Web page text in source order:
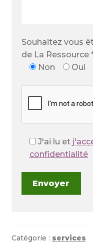
Souhaitez vous
de La Ressource
Non
Oui
J'ai lu et
confidentialité
Catégorie : services